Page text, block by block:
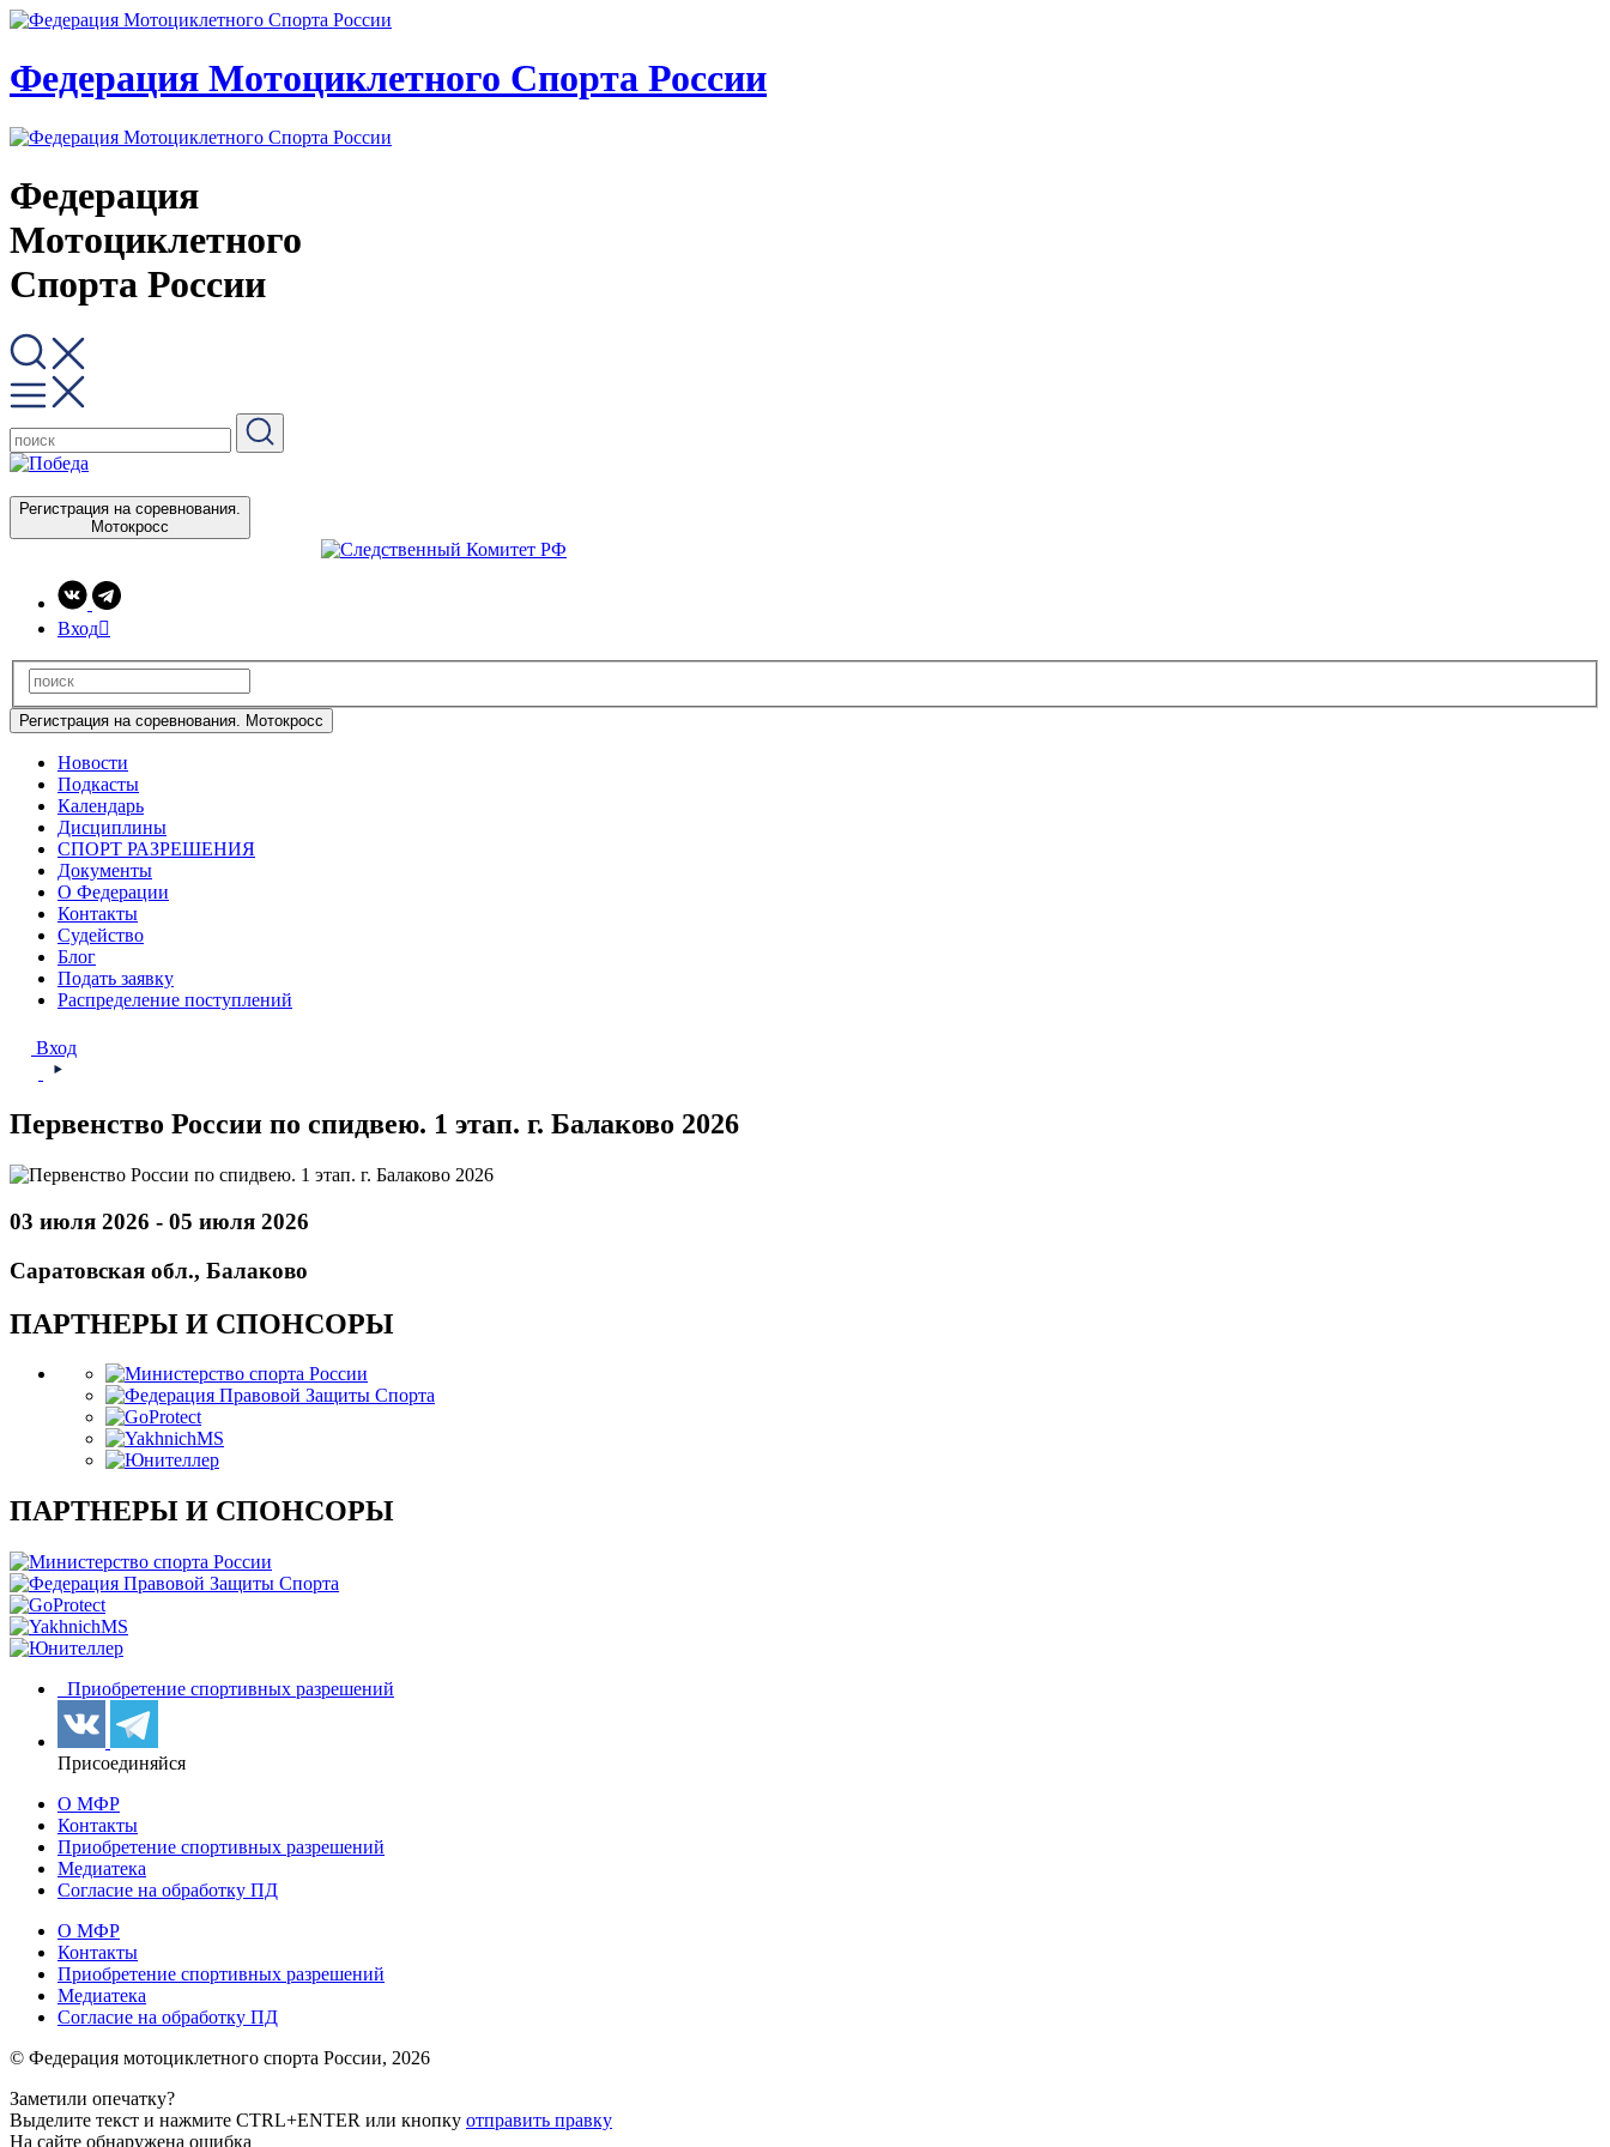
Федерация Мотоциклетного Спорта России
Федерация
Мотоциклетного
Спорта России
Регистрация на соревнования.
Мотокросс
Вход
Регистрация на соревнования. Мотокросс
Новости
Подкасты
Календарь
Дисциплины
СПОРТ РАЗРЕШЕНИЯ
Документы
О Федерации
Контакты
Судейство
Блог
Подать заявку
Распределение поступлений
Вход
Первенство России по спидвею. 1 этап. г. Балаково 2026
03 июля 2026 - 05 июля 2026
Саратовская обл., Балаково
ПАРТНЕРЫ И СПОНСОРЫ
ПАРТНЕРЫ И СПОНСОРЫ
Приобретение спортивных разрешений
Присоединяйся
О МФР
Контакты
Приобретение спортивных разрешений
Медиатека
Согласие на обработку ПД
О МФР
Контакты
Приобретение спортивных разрешений
Медиатека
Согласие на обработку ПД
© Федерация мотоциклетного спорта России, 2026
Заметили опечатку?
Выделите текст и нажмите CTRL+ENTER или кнопку отправить правку
На сайте обнаружена ошибка